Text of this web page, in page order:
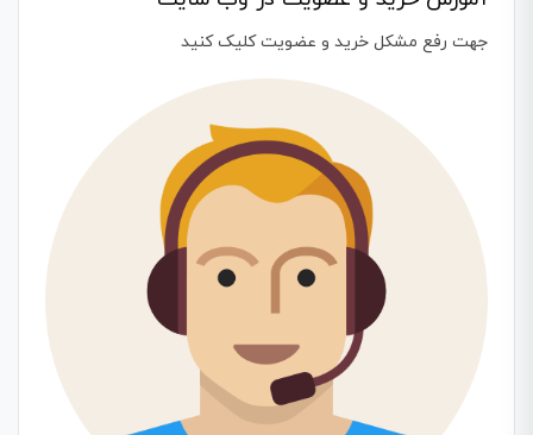
جهت رفع مشکل خرید و عضویت کلیک کنید